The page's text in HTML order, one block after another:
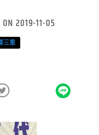
ON 2019-11-05
三重